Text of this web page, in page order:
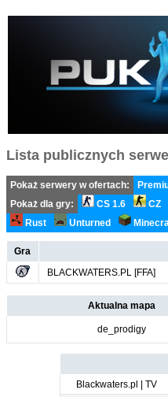
Lista publicznych
Pokaż serwery w ofertach:
Pokaż dla gry:
CS 1.6 CZ
Rust
Unturned
Gra
BLACKWATERS.PL [FFA]
Aktualna mapa
de_prodigy
Blackwaters.pl | TV